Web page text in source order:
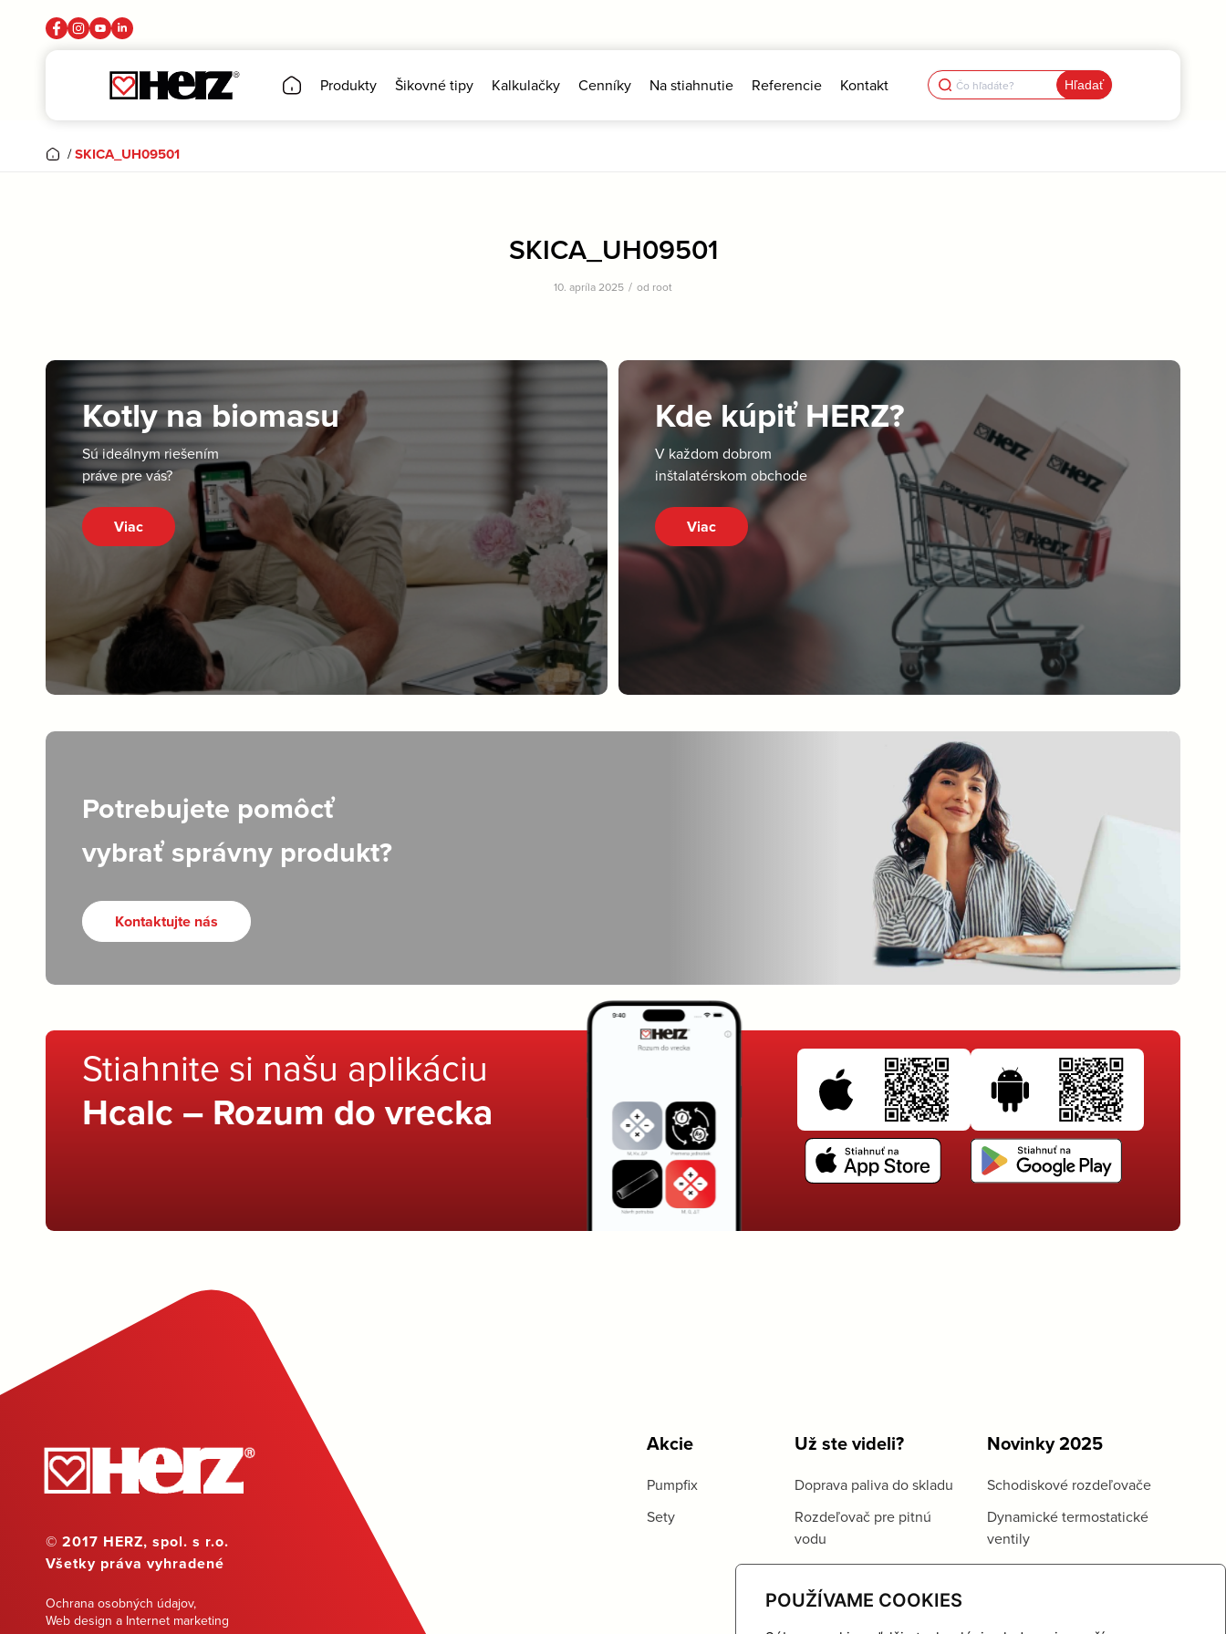
POUŽÍVAME COOKIES
Produkty Šikovné tipy Kalkulačky Cenníky Na stiahnutie Referencie Kontakt Search
for:
/SKICA_UH09501
SKICA_UH09501
10. apríla 2025 / od root
Kotly na biomasu
Sú ideálnym riešením
práve pre vás?
Viac
Kde kúpiť HERZ?
V každom dobrom
inštalatérskom obchode
Viac
Potrebujete pomôcť
vybrať správny produkt?
Kontaktujte nás
Stiahnite si našu aplikáciu
Hcalc – Rozum do vrecka
© 2017 HERZ, spol. s r.o.
Všetky práva vyhradené
Ochrana osobných údajov,
Web design a Internet marketing
Akcie
Pumpfix
Sety
Už ste videli?
Doprava paliva do skladu
Rozdeľovač pre pitnú
vodu
Novinky 2025
Schodiskové rozdeľovače
Dynamické termostatické
ventily